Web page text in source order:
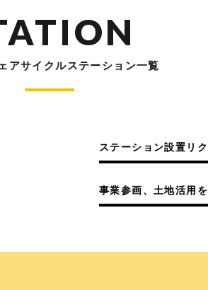
アサイクルステーション一覧
ステーション設置リ
事業参画、土地活用